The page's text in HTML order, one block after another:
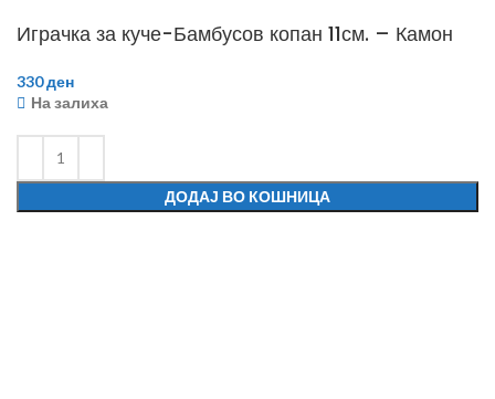
Играчка за куче-Бамбусов копан 11см. – Камон
330ден
На залиха
ДОДАЈ ВО КОШНИЦА